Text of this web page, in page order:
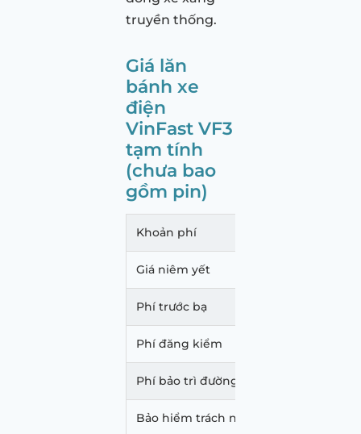
truyền thống.
Giá lăn
bánh xe
điện
VinFast VF3
tạm tính
(chưa bao
gồm pin)
Khoản phí
Giá niêm yết
Phí trước bạ
Phí đăng kiểm
Phí bảo trì đường bộ
Bảo hiểm trách nhiệm dân sự